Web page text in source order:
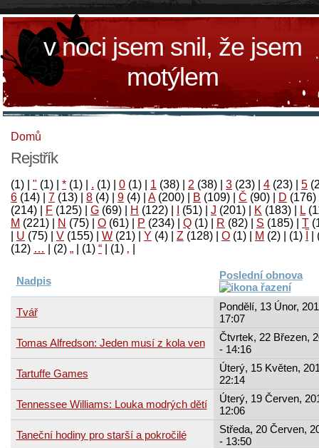
v noci jsem snil, že jsem
motýlem
Domů
Rejstřík
(1) " (1) * (1) . (1) 0 (1) 1 (38) 2 (38) 3 (23) 4 (23) 5
6 (14) 7 (13) 8 (4) 9 (4) A(200) B (109) Č (90) D (176)
(214)
F (125) G (69) H (122) (51) J (201) K (183) L
M (221) N (75) O (61) P (234) Q (1) R (82) S (185) T
U (75) V (155) W (21) Y (4) Z (128) Ο (1) М (2)
(1)
‚
(1)
“
(1)
„
(2)
…
(12)
Nadpis Poslední obnova
Tvář
Pondělí, 13 Únor,
17:07
Tomas Alfredson: Jeden musí z kola ven
Čtvrtek, 22 Březen,
- 14:16
Tartuffe Games
Úterý, 15 Květen,
22:14
Tennessee Williams: Louka modrých dětí
Úterý, 19 Červen,
12:06
Taneční hodiny pro starší a pokročilé
Středa, 20 Červen,
- 13:50